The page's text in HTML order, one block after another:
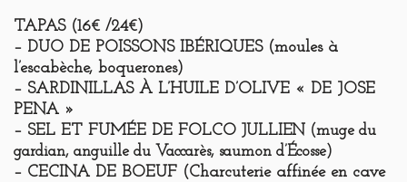
TAPAS(16€ /24€)
– DUO DE POISSONS IBÉRIQUES (moules à
l’escabèche, boquerones)
– SARDINILLAS À L’HUILE D’OLIVE « DE JOSE
PENA »
– SEL ET FUMÉE DE FOLCO JULLIEN (muge du
gardian, anguille du Vaccarès, saumon d’Écosse)
– CECINA DE BOEUF (Charcuterie affinée en cave